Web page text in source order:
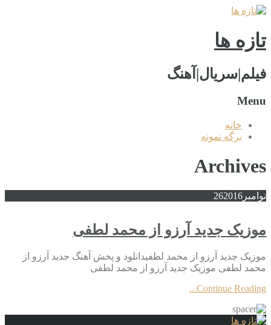
تازه ها
فیلم|سریال|آهنگ
Menu
خانه
برگه نمونه
Archives
نوامبر 262016
موزیک جدید آرزو از محمد لطفی
موزیک جدید آرزو از محمد لطفیدانلود و پخش آهنگ جدید آرزو از
محمد لطفی موزیک جدید آرزو از محمد لطفی
Continue Reading...